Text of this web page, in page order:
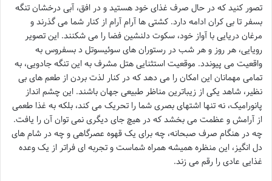
تصور کنید که در حال صرف غذای خود هستید و در افق، آبی درخشان تنگه
بسفر تا بی کران ادامه دارد. کشتی ها آرام آرام از کنار شما می گذرند و
مرغان دریایی با آواز خود، سکوت دلنشین فضا را می شکنند. این تصویر
رویایی، هر روز و هر شب در رستوران های سوئیسوتل د بسفروس به
واقعیت می پیوندد. موقعیت استثنایی هتل مشرف به این تنگه جادویی، به
تمامی مهمانان این امکان را می دهد که در کنار لذت بردن از طعم های بی
نظیر، شاهد یکی از زیباترین مناظر طبیعی جهان باشند. این چشم انداز
پانورامیک، نه تنها اشتهای بصری شما را تحریک می کند، بلکه به غذا طعمی
از آرامش و عظمت می بخشد که در هیچ جای دیگری نمی توان آن را یافت.
چه در هنگام صرف صبحانه، چه برای یک قهوه عصرگاهی و چه در شام های
دل انگیز، این منظره همیشه همراه شماست و تجربه ای فراتر از یک وعده
غذایی عادی را رقم می زند.